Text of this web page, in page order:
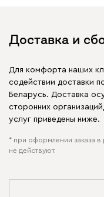
Доставка и
Для комфорта наших
содействии доставки
Беларусь. Доставка
сторонних
услуг приведены ниже.
* при оформлении заказа в
не действуют.